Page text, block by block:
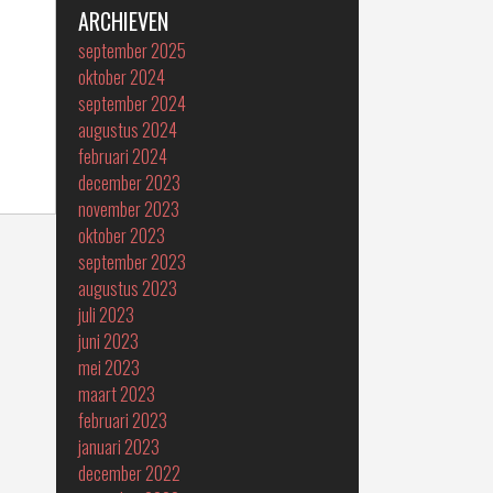
ARCHIEVEN
september 2025
oktober 2024
september 2024
augustus 2024
februari 2024
december 2023
november 2023
oktober 2023
september 2023
augustus 2023
juli 2023
juni 2023
mei 2023
maart 2023
februari 2023
januari 2023
december 2022